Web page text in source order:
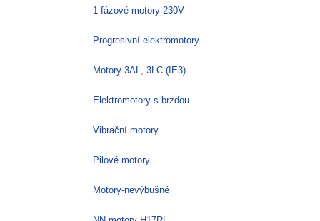
1-fázové motory-230V
Progresivní elektromotory
Motory 3AL, 3LC (IE3)
Elektromotory s brzdou
Vibrační motory
Pilové motory
Motory-nevýbušné